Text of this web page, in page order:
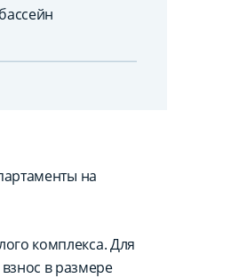
на
комплекса. Для
в размере